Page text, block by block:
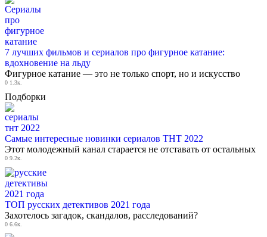
7 лучших фильмов и сериалов про фигурное катание:
вдохновение на льду
Фигурное катание — это не только спорт, но и искусство
0 1.3к.
Подборки
Самые интересные новинки сериалов ТНТ 2022
Этот молодежный канал старается не отставать от остальных
0 9.2к.
ТОП русских детективов 2021 года
Захотелось загадок, скандалов, расследований?
0 6.6к.